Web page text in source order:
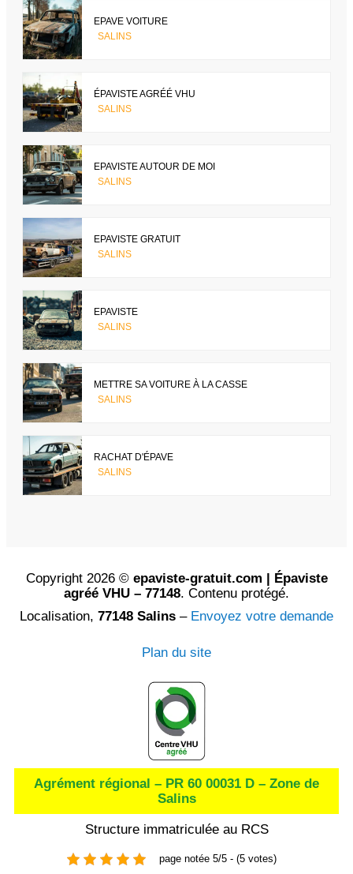
EPAVE VOITURE
SALINS
ÉPAVISTE AGRÉÉ VHU
SALINS
EPAVISTE AUTOUR DE MOI
SALINS
EPAVISTE GRATUIT
SALINS
EPAVISTE
SALINS
METTRE SA VOITURE À LA CASSE
SALINS
RACHAT D'ÉPAVE
SALINS
Copyright 2026 © epaviste-gratuit.com | Épaviste
agréé VHU – 77148. Contenu protégé.
Localisation, 77148 Salins – Envoyez votre demande
Plan du site
Agrément régional – PR 60 00031 D – Zone de
Salins
Structure immatriculée au RCS
page notée 5/5 - (5 votes)